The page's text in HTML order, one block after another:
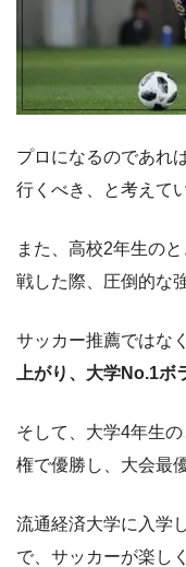
プロになるのであれ
行くべき、と考えて
また、高校2年生の
戦した際、圧倒的な
サッカー推薦ではな
上がり、大学No.1ボ
そして、大学4年生
権で優勝し、大会最
流通経済大学に入学
で、サッカーが楽し